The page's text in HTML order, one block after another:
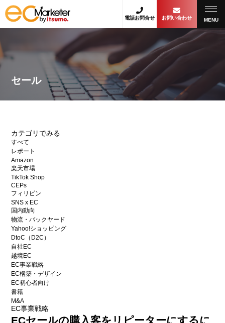
電話お問合せ お問い合わせ MENU
セール
カテゴリでみる
すべて
レポート
Amazon
楽天市場
TikTok Shop
CEPs
フィリピン
SNS x EC
国内動向
物流・バックヤード
Yahoo!ショッピング
DtoC（D2C）
自社EC
越境EC
EC事業戦略
EC構築・デザイン
EC初心者向け
書籍
M&A
EC事業戦略
ECセールの購入客をリピーターにするに